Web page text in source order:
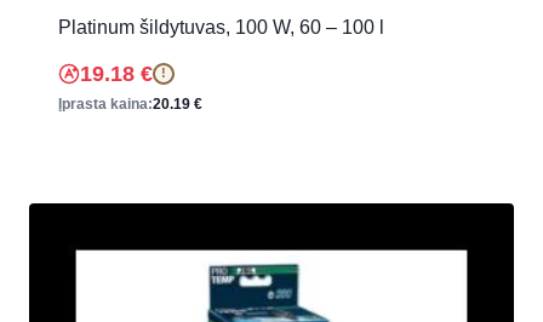
Platinum šildytuvas, 100 W, 60 – 100 l
19.18 € !
Įprasta kaina:20.19 €